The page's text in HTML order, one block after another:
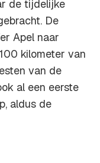
de tijdelijke
De
Apel naar
kilometer van
van de
al een eerste
aldus de